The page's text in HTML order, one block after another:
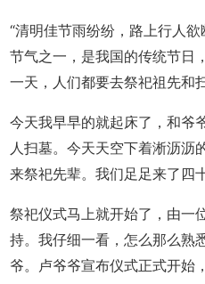
“清明佳节雨纷纷，路上行人
节气之一，是我国的传统节日
一天，人们都要去祭祀祖先和
今天我早早的就起床了，和爷
人扫墓。今天天空下着淅沥沥
来祭祀先辈。我们足足来了四
祭祀仪式马上就开始了，由一
持。我仔细一看，怎么那么熟
爷。卢爷爷宣布仪式正式开始